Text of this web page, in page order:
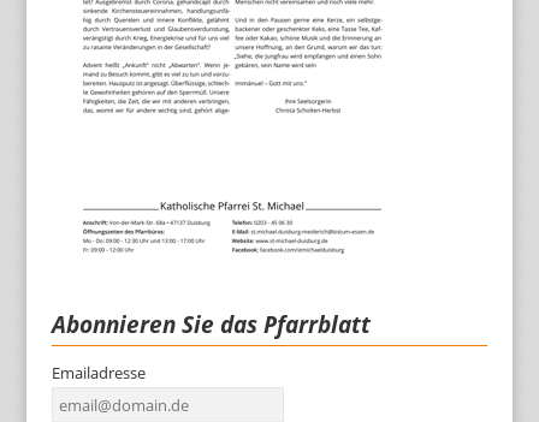
Abonnieren Sie das Pfarrblatt
Emailadresse